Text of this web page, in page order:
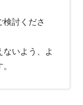
討くださ
いよう、よ